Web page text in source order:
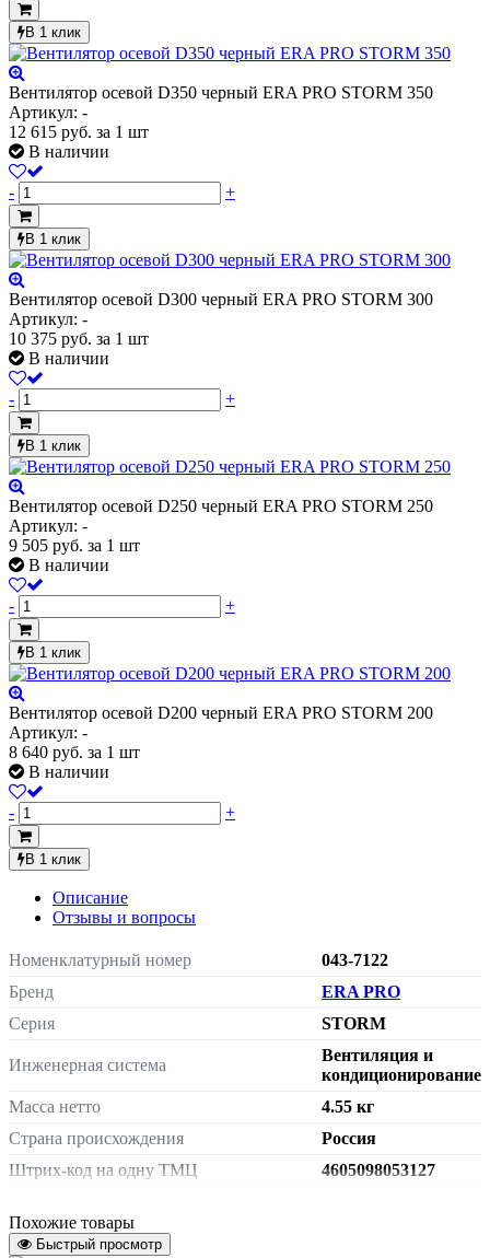
В 1 клик
Вентилятор осевой D350 черный ERA PRO STORM 350
Артикул: -
12 615 руб. за 1 шт
В наличии
- +
В 1 клик
Вентилятор осевой D300 черный ERA PRO STORM 300
Артикул: -
10 375 руб. за 1 шт
В наличии
- +
В 1 клик
Вентилятор осевой D250 черный ERA PRO STORM 250
Артикул: -
9 505 руб. за 1 шт
В наличии
- +
В 1 клик
Вентилятор осевой D200 черный ERA PRO STORM 200
Артикул: -
8 640 руб. за 1 шт
В наличии
- +
В 1 клик
Описание
Отзывы и вопросы
Номенклатурный номер
043-7122
Бренд
ERA PRO
Серия
STORM
Инженерная система
Вентиляция и
кондиционирование
Масса нетто
4.55 кг
Страна происхождения
Россия
Штрих-код на одну ТМЦ
4605098053127
воздуховода (вентилятора)
Расход воздуха, м3/ч
Похожие товары
Быстрый просмотр